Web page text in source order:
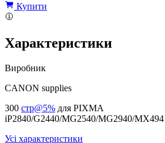
Купити
Характеристики
Виробник
CANON supplies
300 стр@5% для PIXMA
iP2840/G2440/MG2540/MG2940/MX494
Усі характеристики